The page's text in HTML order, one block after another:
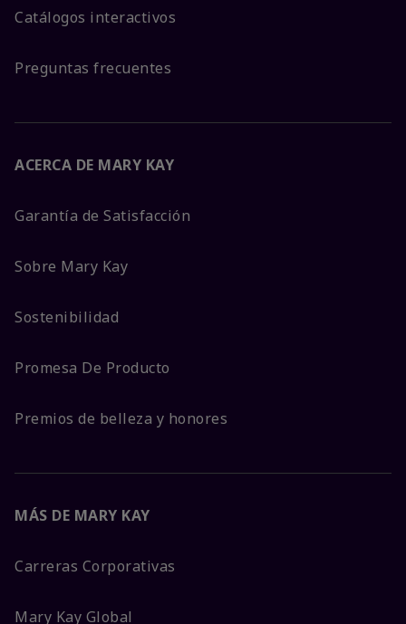
Catálogos interactivos
Preguntas frecuentes
ACERCA DE MARY KAY
Garantía de Satisfacción
Sobre Mary Kay
Sostenibilidad
Promesa De Producto
Premios de belleza y honores
MÁS DE MARY KAY
Carreras Corporativas
Mary Kay Global